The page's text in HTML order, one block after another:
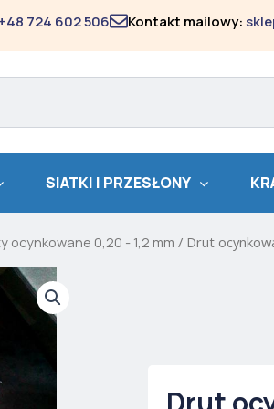
+48 724 602 506 Kontakt mailowy:
SIATKI I PRZESŁONY
ocynkowane 0,20 - 1,2 mm / Drut